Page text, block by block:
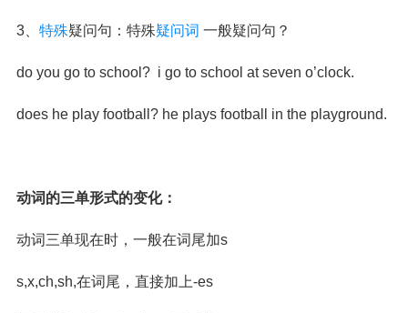
3、 特殊疑问句：特殊疑问词 一般疑问句？
do you go to school? i go to school at seven o’clock.
does he play football? he plays football in the playground.
动词的三单形式的变化：
动词三单现在时，一般在词尾加s
s,x,ch,sh,在词尾，直接加上-es